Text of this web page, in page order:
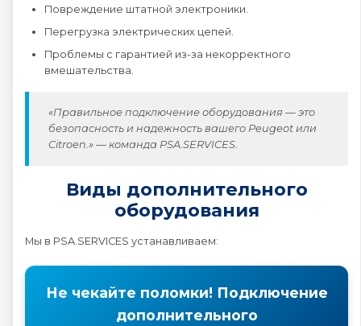
Peugeot 4007
Peugeot 4008
Peugeot 408
Peugeot 5008
Peugeot 807
Повреждение штатной электроники.
Перегрузка электрических цепей.
Проблемы с гарантией из-за некорректного
вмешательства.
«Правильное подключение оборудования — это
безопасность и надежность вашего Peugeot или
Citroen.» — команда PSA.SERVICES.
Виды дополнительного
оборудования
Мы в PSA.SERVICES устанавливаем:
Не чекайте поломки! Подключение
дополнительного